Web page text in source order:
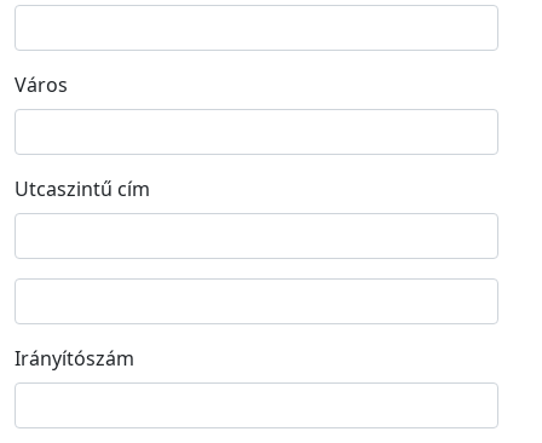
Város
Utcaszintű cím
Irányítószám